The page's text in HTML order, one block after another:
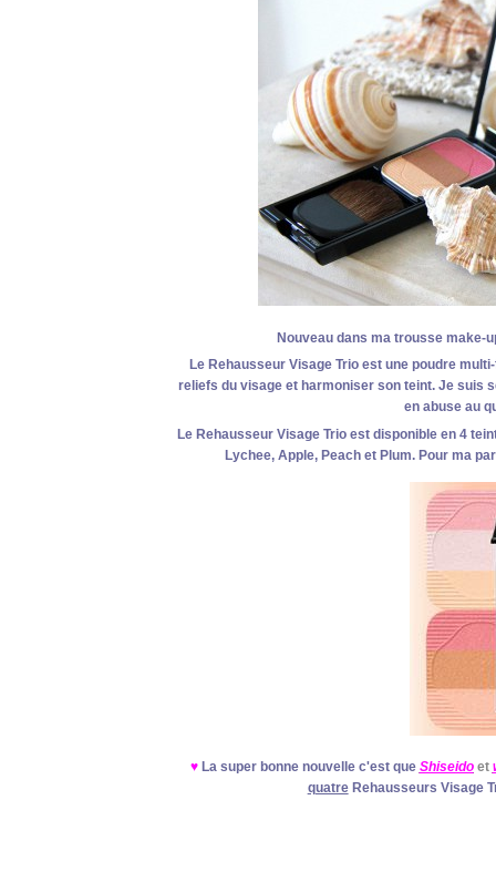
Nouveau dans ma trousse make-
Le Rehausseur Visage Trio est une poudre
reliefs du visage et harmoniser son teint. Je suis
en abuse au
Le Rehausseur Visage Trio est disponible en 4
Lychee, Apple, Peach et Plum. Pour ma
♥ La super bonne nouvelle c'est que Shiseidoet
quatreRehausseurs Visage